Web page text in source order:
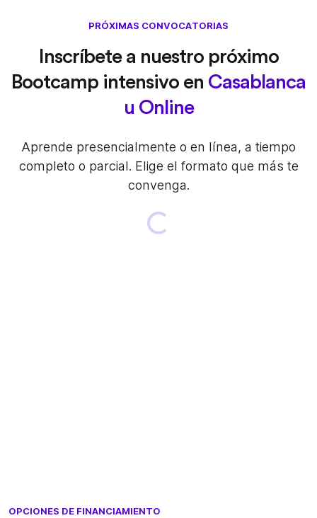
PRÓXIMAS CONVOCATORIAS
Inscríbete a nuestro próximo
Bootcamp intensivo en Casablanca
u Online
Aprende presencialmente o en línea, a tiempo
completo o parcial. Elige el formato que más te
convenga.
OPCIONES DE FINANCIAMIENTO